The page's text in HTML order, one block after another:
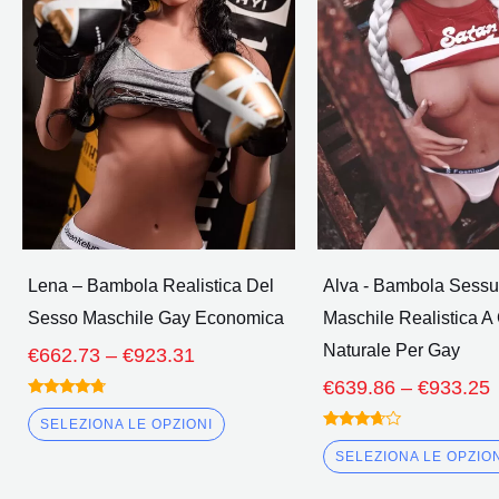
Lena – Bambola Realistica Del
Sesso Maschile Gay Economica
€662.73 – €923.31
Attraverso
€923.31
Valutato
4.50
fuori da 5
SELEZIONA LE OPZIONI
più
varianti.
Le
opzioni
possono
essere
scelte
nella
pagina
del
Alva - Bambola
Maschile Realistica A
Naturale Per Gay
€639.86 – €933.25
Valutato
3.50
fuori da
SELEZIONA LE OPZIONI